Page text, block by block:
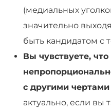
(медиальных
значительно
быть кандидатом с
Вы чувствуете,
с другими
актуально, если вы